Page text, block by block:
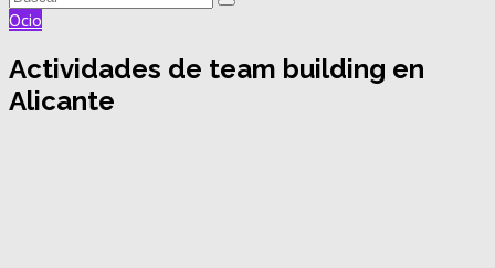
Ocio
Actividades de team building en
Alicante